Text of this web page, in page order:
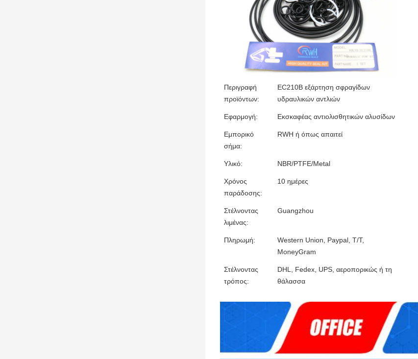
Περιγραφή
προϊόντων:
EC210B εξάρτηση σφραγίδων
υδραυλικών αντλιών
Εφαρμογή: Εκσκαφέας αντιολισθητικών αλυσίδων
Εμπορικό
σήμα:
RWH ή όπως απαιτεί
Υλικό: NBR/PTFE/Metal
Χρόνος
παράδοσης:
10 ημέρες
Στέλνοντας
λιμένας:
Guangzhou
Πληρωμή:
Western Union, Paypal, T/T,
MoneyGram
Στέλνοντας
τρόπος:
DHL, Fedex, UPS, αεροπορικώς ή τη
θάλασσα